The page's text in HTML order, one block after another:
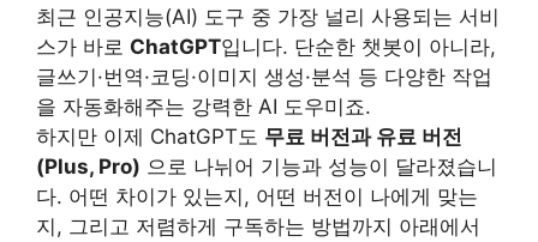
최근 인공지능(AI) 도구 중 가장 널리 사용되는 서비
스가 바로 ChatGPT입니다. 단순한 챗봇이 아니라,
글쓰기·번역·코딩·이미지 생성·분석 등 다양한 작업
을 자동화해주는 강력한 AI 도우미죠.
하지만 이제 ChatGPT도 무료 버전과 유료 버전
(Plus, Pro) 으로 나뉘어 기능과 성능이 달라졌습니
다. 어떤 차이가 있는지, 어떤 버전이 나에게 맞는
지, 그리고 저렴하게 구독하는 방법까지 아래에서